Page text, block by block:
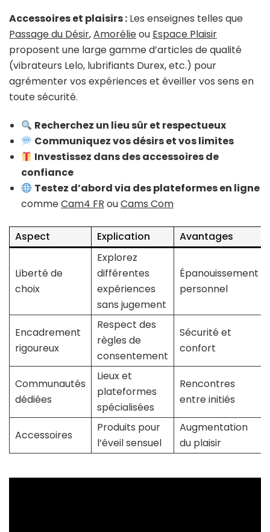
Accessoires et plaisirs : Les enseignes telles que
Passage du Désir,Amorélieou Espace Plaisir
proposent une large gamme d’articles de qualité
(vibrateurs Lelo, lubrifiants Durex, etc.) pour
agrémenter vos expériences et éveiller vos sens en
toute sécurité.
Recherchez un lieu sûr et respectueux
Communiquez vos désirs et vos limites
Investissez dans des accessoires de
confiance
Testez d’abord via des plateformes en ligne
commeCam4 FR ouCams Com
Aspect Explication Avantages
Liberté de
choix
Explorez
différentes
expériences
sans jugement
Épanouissement
personnel
Encadrement
rigoureux
Respect des
règles de
consentement
Sécurité et
confort
Communautés
dédiées
Lieux et
plateformes
spécialisées
Rencontres
entre initiés
Accessoires
Produits pour
l’éveil sensuel
Augmentation
du plaisir